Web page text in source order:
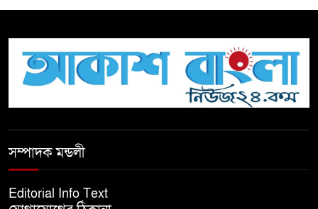
টিকটকে অশালীন কনটেন্ট ও অনলাইন
হয়রানির অভিযোগে ব্রাহ্মণবাড়িয়ায়
বেতাগীতে ঈদুল আজহা উপলক্ষে
সম্পাদক মন্ডলী
Editorial Info Text